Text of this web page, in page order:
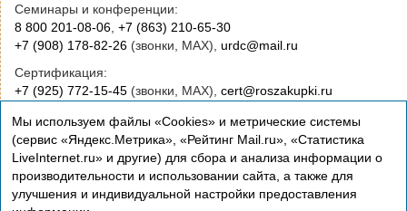
Семинары и конференции:
8 800 201-08-06, +7 (863) 210-65-30
+7 (908) 178-82-26 (звонки, MAX), urdc@mail.ru
Сертификация:
+7 (925) 772-15-45 (звонки, MAX), cert@roszakupki.ru
Приобретение книг:
+7 (495) 772-00-14,institut@roszakupki.ru
Консультационные услуги и руководство:
+7 (495) 772-01-83, institut@roszakupki.ru
Мы используем файлы «Cookies» и метрические системы
(сервис «Яндекс.Метрика», «Рейтинг Mail.ru», «Статистика
LiveInternet.ru» и другие) для сбора и анализа информации о
производительности и использовании сайта, а также для
улучшения и индивидуальной настройки предоставления